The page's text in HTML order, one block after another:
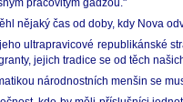
pracovitým gádžou."
nějaký čas od doby, kdy Nova
ultrapravicové republikánské
jejich tradice se od těch
národnostních menšin se